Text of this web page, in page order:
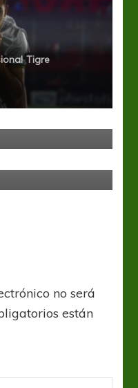
Tigre
no será
están